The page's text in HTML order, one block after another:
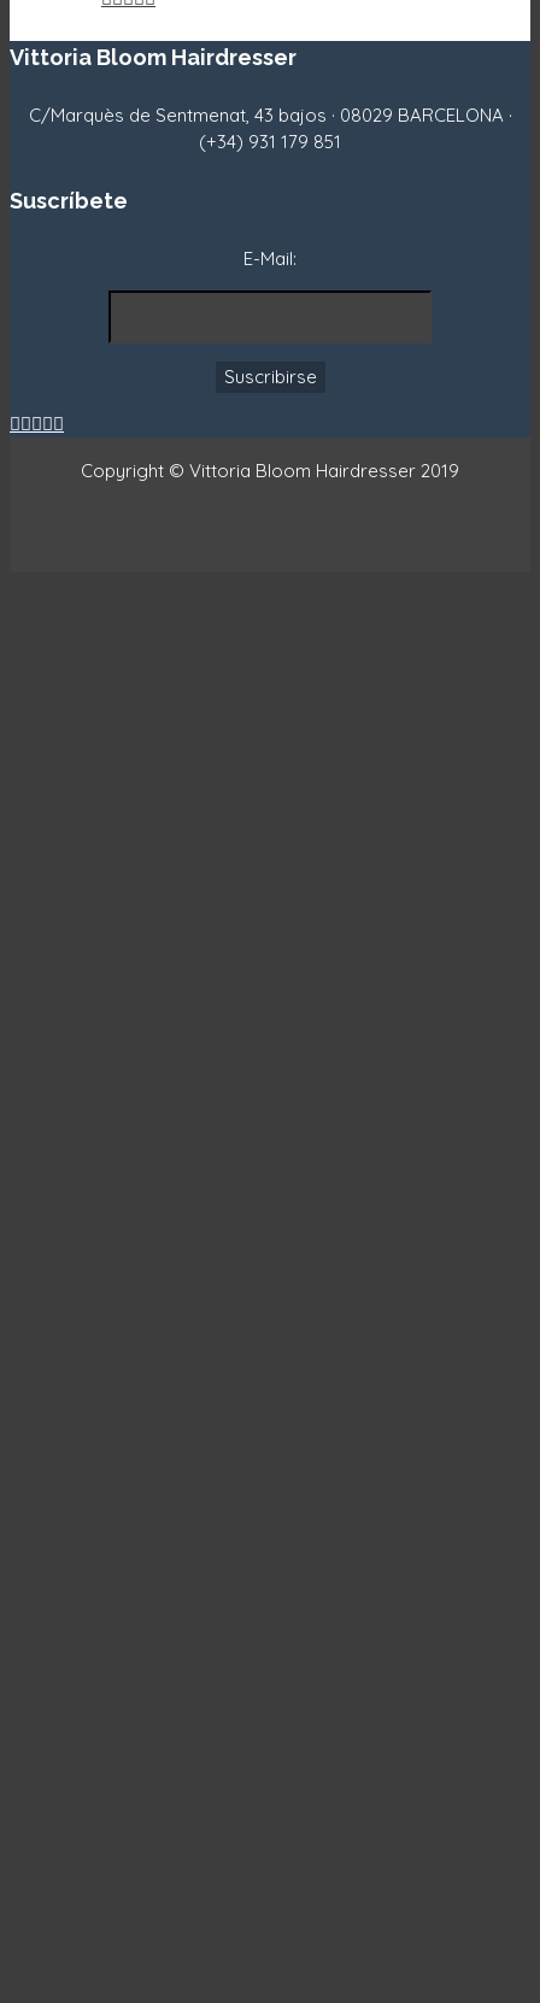
Vittoria Bloom Hairdresser
C/Marquès de Sentmenat, 43 bajos · 08029 BARCELONA ·
(+34) 931 179 851
Suscríbete
E-Mail:

Copyright © Vittoria Bloom Hairdresser 2019